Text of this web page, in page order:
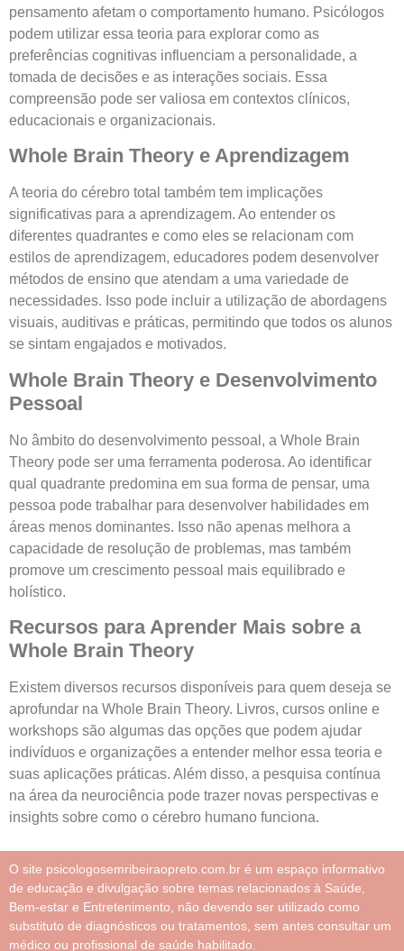
pensamento afetam o comportamento humano. Psicólogos
podem utilizar essa teoria para explorar como as
preferências cognitivas influenciam a personalidade, a
tomada de decisões e as interações sociais. Essa
compreensão pode ser valiosa em contextos clínicos,
educacionais e organizacionais.
Whole Brain Theory e Aprendizagem
A teoria do cérebro total também tem implicações
significativas para a aprendizagem. Ao entender os
diferentes quadrantes e como eles se relacionam com
estilos de aprendizagem, educadores podem desenvolver
métodos de ensino que atendam a uma variedade de
necessidades. Isso pode incluir a utilização de abordagens
visuais, auditivas e práticas, permitindo que todos os alunos
se sintam engajados e motivados.
Whole Brain Theory e Desenvolvimento
Pessoal
No âmbito do desenvolvimento pessoal, a Whole Brain
Theory pode ser uma ferramenta poderosa. Ao identificar
qual quadrante predomina em sua forma de pensar, uma
pessoa pode trabalhar para desenvolver habilidades em
áreas menos dominantes. Isso não apenas melhora a
capacidade de resolução de problemas, mas também
promove um crescimento pessoal mais equilibrado e
holístico.
Recursos para Aprender Mais sobre a
Whole Brain Theory
Existem diversos recursos disponíveis para quem deseja se
aprofundar na Whole Brain Theory. Livros, cursos online e
workshops são algumas das opções que podem ajudar
indivíduos e organizações a entender melhor essa teoria e
suas aplicações práticas. Além disso, a pesquisa contínua
na área da neurociência pode trazer novas perspectivas e
insights sobre como o cérebro humano funciona.
O site psicologosemribeiraopreto.com.br é um espaço informativo
de educação e divulgação sobre temas relacionados à Saúde,
Bem-estar e Entretenimento, não devendo ser utilizado como
substituto de diagnósticos ou tratamentos, sem antes consultar um
médico ou profissional de saúde habilitado.